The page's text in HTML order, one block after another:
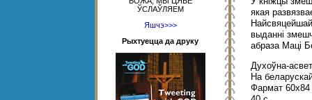
ЎСЛАЎЛЯЕМ
Яшчэ>>>
Рыхтуецца да друку
якая
выданні
абраза Маці
Духоўна-
На
Фармат 60х84